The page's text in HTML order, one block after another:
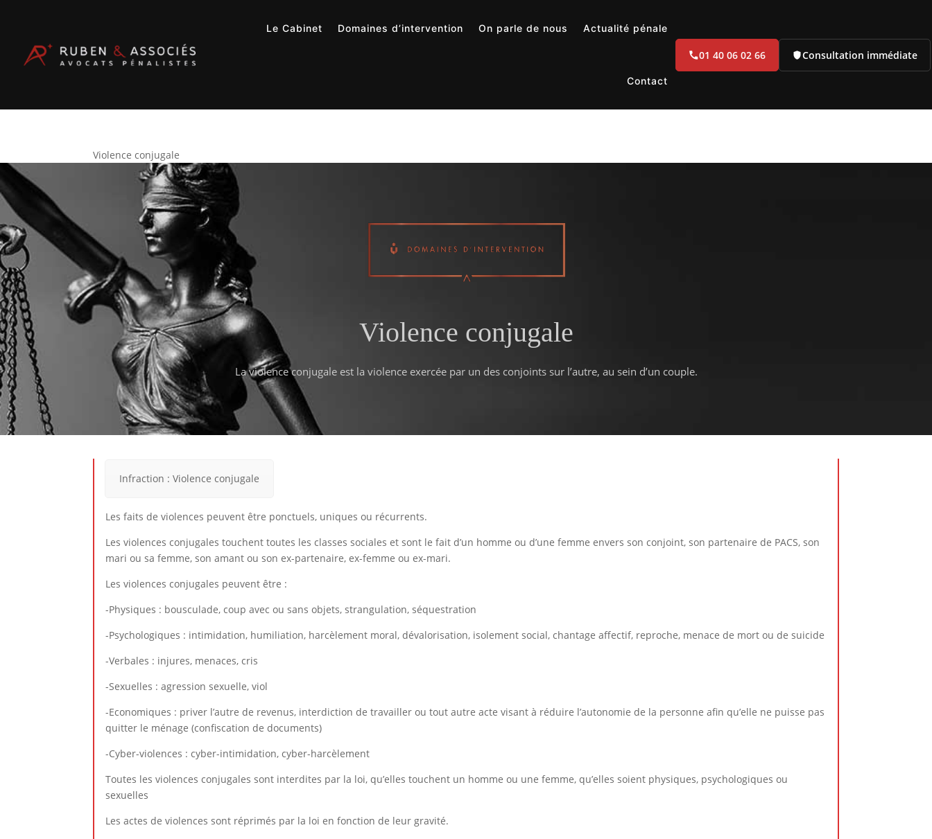
Le Cabinet Domaines d’intervention On parle de nous Actualité pénale
Contact
01 40 06 02 66 Consultation immédiate
Violence conjugale
Violence conjugale
La violence conjugale est la violence exercée par un des conjoints sur l’autre, au sein d’un couple.
Infraction : Violence conjugale
Les faits de violences peuvent être ponctuels, uniques ou récurrents.
Les violences conjugales touchent toutes les classes sociales et sont le fait d’un homme ou d’une femme envers son conjoint, son partenaire de PACS, son
mari ou sa femme, son amant ou son ex-partenaire, ex-femme ou ex-mari.
Les violences conjugales peuvent être :
-Physiques : bousculade, coup avec ou sans objets, strangulation, séquestration
-Psychologiques : intimidation, humiliation, harcèlement moral, dévalorisation, isolement social, chantage affectif, reproche, menace de mort ou de suicide
-Verbales : injures, menaces, cris
-Sexuelles : agression sexuelle, viol
-Economiques : priver l’autre de revenus, interdiction de travailler ou tout autre acte visant à réduire l’autonomie de la personne afin qu’elle ne puisse pas
quitter le ménage (confiscation de documents)
-Cyber-violences : cyber-intimidation, cyber-harcèlement
Toutes les violences conjugales sont interdites par la loi, qu’elles touchent un homme ou une femme, qu’elles soient physiques, psychologiques ou
sexuelles
Les actes de violences sont réprimés par la loi en fonction de leur gravité.